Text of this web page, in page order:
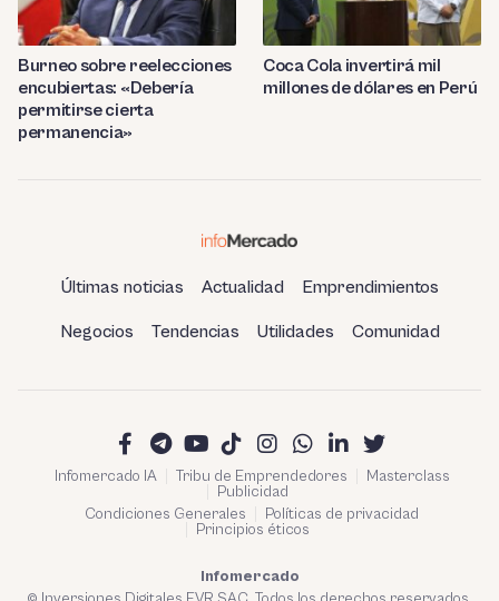
Burneo sobre reelecciones
encubiertas: «Debería
permitirse cierta
permanencia»
Coca Cola invertirá mil
millones de dólares en Perú
Últimas noticias Actualidad Emprendimientos
Negocios Tendencias Utilidades Comunidad
Infomercado IA Tribu de Emprendedores
Masterclass
Publicidad
Condiciones Generales
Políticas de privacidad
Principios éticos
Infomercado